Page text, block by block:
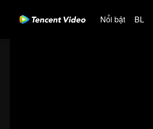
Nổi bật BL